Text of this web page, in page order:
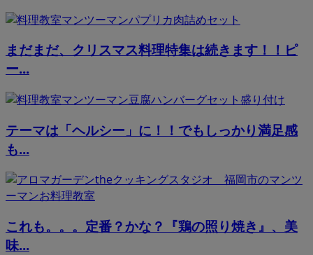
まだまだ、クリスマス料理特集は続きます！！ピ
ー...
テーマは「ヘルシー」に！！でもしっかり満足感
も...
これも。。。定番？かな？『鶏の照り焼き』、美
味...